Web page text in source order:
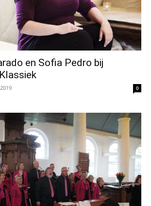
en Sofia Pedro bij
0